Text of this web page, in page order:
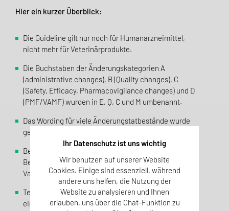
Hier ein kurzer Überblick:
Die Guideline gilt nur noch für Humanarzneimittel,
nicht mehr für Veterinärprodukte.
Die Buchstaben der Änderungskategorien A
(administrative changes), B (Quality changes), C
(Safety, Efficacy, Pharmacovigilance changes) und D
(PMF/VAMF) wurden in E, Q, C und M umbenannt.
Das Wording für viele Änderungstatbestände wurde
geändert.
Bei einigen Änderungstatbeständen wurden die
Bedingungen für eine Klassifizierung als Typ IA
Variation geändert.
Teilweise wurden die Anforderungen an die
einzureichende Dokumentation angepasst.
Ihr Datenschutz ist uns wichtig
Wir benutzen auf unserer Website
Cookies. Einige sind essenziell, während
andere uns helfen, die Nutzung der
Website zu analysieren und Ihnen
erlauben, uns über die Chat-Funktion zu